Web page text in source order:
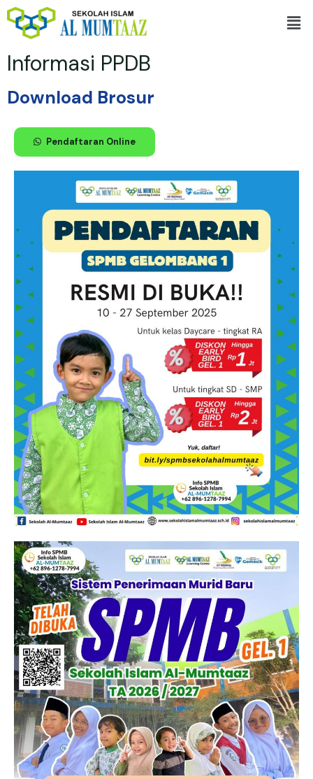
Skip
to
content
Informasi PPDB
Download Brosur
Pendaftaran Online